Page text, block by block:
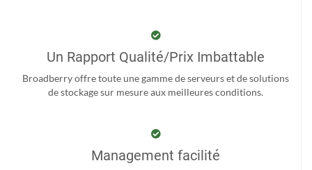
Un Rapport Qualité/Prix Imbattable
Broadberry offre toute une gamme de serveurs et de solutions
de stockage sur mesure aux meilleures conditions.
Management facilité